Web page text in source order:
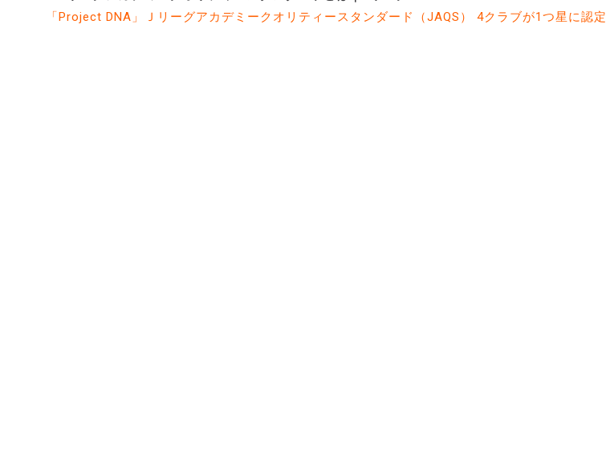
「Project DNA」Ｊリーグアカデミークオリティースタンダード（JAQS） 4クラブが1つ星に認定